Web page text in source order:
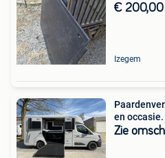
€ 200,00
Izegem
en occasie.
Zie